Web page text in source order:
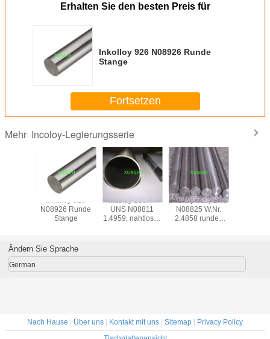
Erhalten Sie den besten Preis für
Inkolloy 926 N08926 Runde
Stange
Fortsetzen
Mehr Incoloy-Legierungsserie
Inkolloy 926
N08926 Runde
Stange
Incoloy 800HT
UNS N08811
1.4959, nahtloses
Inkolloy 825, UNS
N08825 W.Nr.
2.4858 rundes
geschmiedet
Ändern Sie Sprache
German
Nach Hause | Über uns | Kontakt mit uns | Sitemap | Privacy Policy